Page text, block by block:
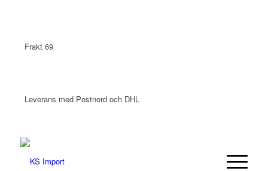
Frakt 69
Leverans med Postnord och DHL